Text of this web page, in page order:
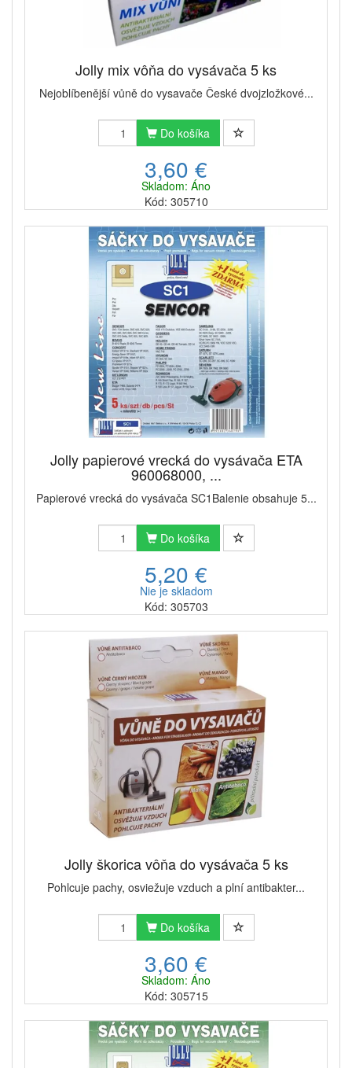
Jolly mix vôňa do vysávača 5 ks
Nejoblíbenější vůně do vysavače České dvojzložkové...
Do košíka
3,60 €
Skladom: Áno
Kód: 305710
Jolly papierové vrecká do vysávača ETA
960068000, ...
Papierové vrecká do vysávača SC1Balenie obsahuje 5...
Do košíka
5,20 €
Nie je skladom
Kód: 305703
Jolly škorica vôňa do vysávača 5 ks
Pohlcuje pachy, osviežuje vzduch a plní antibakter...
Do košíka
3,60 €
Skladom: Áno
Kód: 305715